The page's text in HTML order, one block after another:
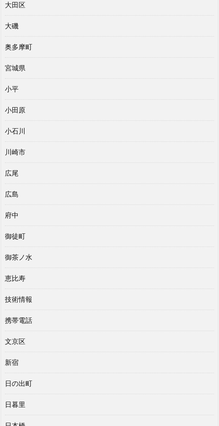
大田区
大磯
奥多摩町
宮城県
小平
小田原
小石川
川崎市
広尾
広島
府中
御徒町
御茶ノ水
恵比寿
技術情報
携帯電話
文京区
新宿
日の出町
日暮里